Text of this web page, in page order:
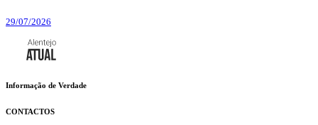
29/07/2026
Informação de Verdade
CONTACTOS